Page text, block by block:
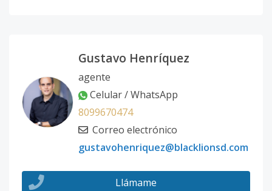
Gustavo Henríquez
agente
Celular / WhatsApp
8099670474
Correo electrónico
gustavohenriquez@blacklionsd.com
Llámame